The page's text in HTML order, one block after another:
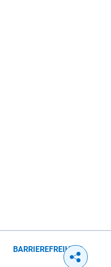
BARRIEREFREIHEIT